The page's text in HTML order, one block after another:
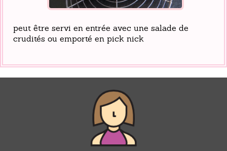
peut être servi en entrée avec une salade de
crudités ou emporté en pick nick